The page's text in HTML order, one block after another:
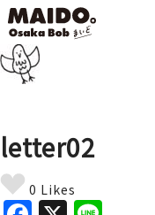
letter02
0 Likes